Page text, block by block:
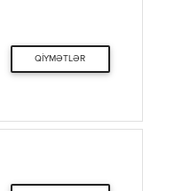
QIYMƏTLƏR